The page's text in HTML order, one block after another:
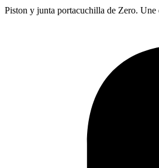
Piston y junta portacuchilla de Zero. Une